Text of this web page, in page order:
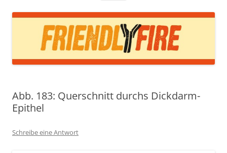
Abb. 183: Querschnitt durchs Dickdarm-
Epithel
Schreibe eine Antwort